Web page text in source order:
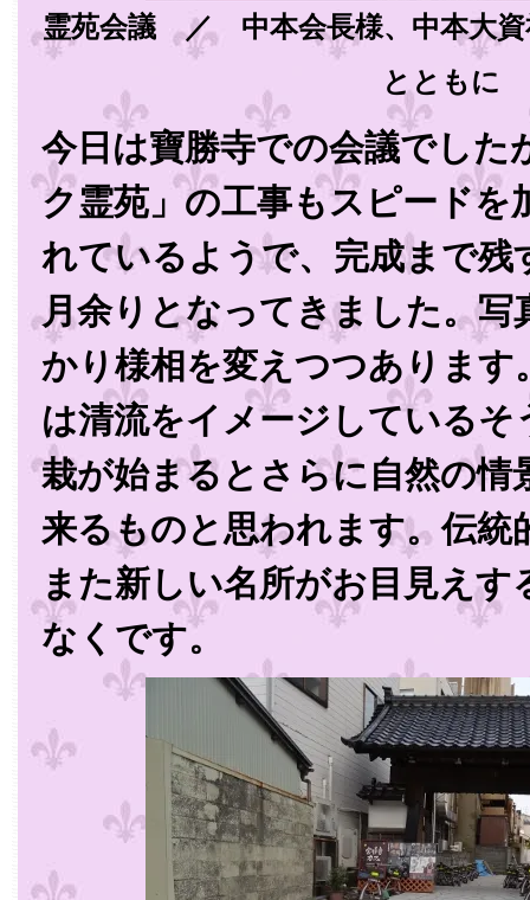
霊苑会議 ／ 中本会長様、中本大
とともに
今日は寶勝寺での会議でした
ク霊苑」の工事もスピードを
れているようで、完成まで残
月余りとなってきました。写
かり様相を変えつつあります
は清流をイメージしているそ
栽が始まるとさらに自然の情
来るものと思われます。伝統
また新しい名所がお目見えす
なくです。